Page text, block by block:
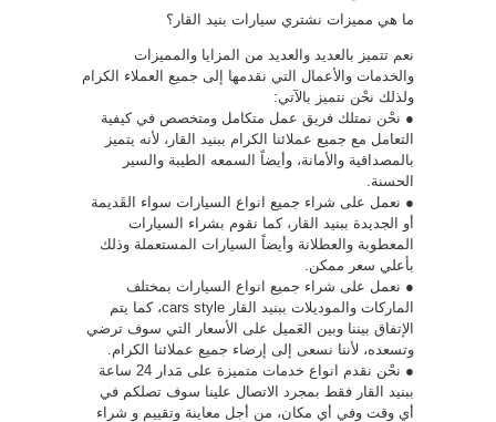
ما هي مميزات نشتري سيارات بنيد القار؟
نعم تتميز بالعديد والعديد من المزايا والمميزات
والخدمات والأعمال التي نقدمها إلى جميع العملاء الكرام
ولذلك نحْن نتميز بالآتي:
● نحْن نمتلك فريق عمل متكامل ومتخصص في كيفية
التعامل مع جميع عملائنا الكرام ببنيد القار، لأنه يتميز
بالمصداقية والأمانة، وأيضاً السمعه الطيبة والسير
الحسنة.
● نعمل على شراء جميع انواع السيارات سواء القَديمة
أو الجديدة ببنيد القار، كما نقوم بشراء السيارات
المعطوبة والعطلانة وأيضاً السيارات المستعملة وذلك
بأعلي سعر ممكن.
● نعمل على شراء جميع انواع السيارات بمختلف
الماركات والموديلات ببنيد القار cars style، كما يتم
الإتفاق بيننا وبين العَميل على الأسعار التي سوف ترضي
وتسعده، لأننا نسعى إلى إرضاء جميع عملائنا الكرام.
● نحْن نقدم انواع خدمات متميزة على مَدار 24 ساعة
ببنيد القار فقط بمجرد الاتصال علينا سوف تصلكم في
أي وقت وفي أي مكان، من أجل معاينة وتقييم و شراء